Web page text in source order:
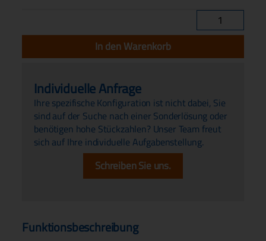
Ovalradzähler
OG3
In den Warenkorb
Individuelle Anfrage
Ihre spezifische Konfiguration ist nicht dabei, Sie
sind auf der Suche nach einer Sonderlösung oder
benötigen hohe Stückzahlen? Unser Team freut
sich auf Ihre individuelle Aufgabenstellung.
Schreiben Sie uns.
Funktionsbeschreibung